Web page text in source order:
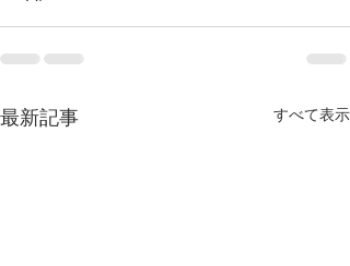
最新記事 すべて表示